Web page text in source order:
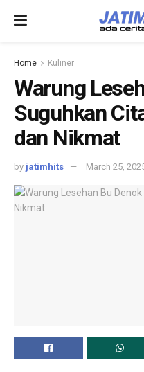
Home Kuliner
Warung
Suguhkan
dan Nikmat
by jatimhits March 25,